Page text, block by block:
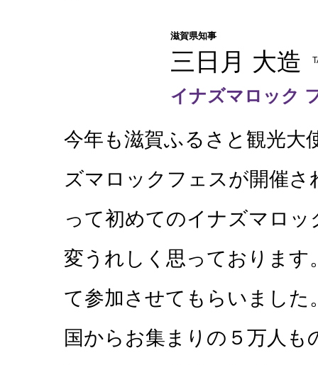
滋賀県知事
三日月 大造
イナズマロック
今年も滋賀ふるさと観光大
ズマロックフェスが開催
って初めてのイナズマロ
変うれしく思っておりま
て参加させてもらいまし
国からお集まりの５万人